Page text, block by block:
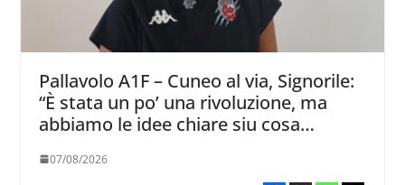
Pallavolo A1F – Cuneo al via, Signorile:
“È stata un po’ una rivoluzione, ma
abbiamo le idee chiare siu cosa
07/08/2026